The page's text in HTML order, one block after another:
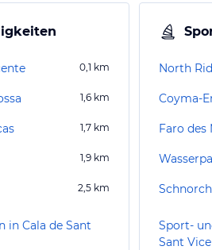
0,1 km
1,6 km
1,7 km
1,9 km
2,5 km
in Cala de Sant
North
Coyma-
Faro des
Sport-
Sant